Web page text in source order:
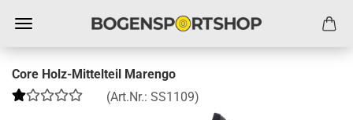
Core Holz-Mittelteil Marengo
(Art.Nr.: SS1109)